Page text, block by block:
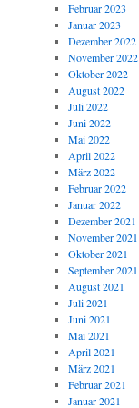
Februar 2023
Januar 2023
Dezember 2022
November 2022
Oktober 2022
August 2022
Juli 2022
Juni 2022
Mai 2022
April 2022
März 2022
Februar 2022
Januar 2022
Dezember 2021
November 2021
Oktober 2021
September 2021
August 2021
Juli 2021
Juni 2021
Mai 2021
April 2021
März 2021
Februar 2021
Januar 2021